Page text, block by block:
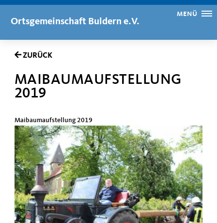
Ortsgemeinschaft Buldern e.V.
MENÜ
ZURÜCK
MAIBAUMAUFSTELLUNG
2019
Maibaumaufstellung 2019